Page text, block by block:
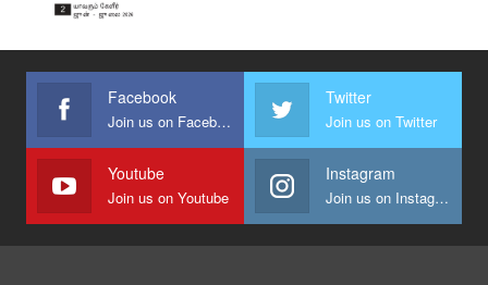
Facebook
Join us on Facebook
Twitter
Join us on Twitter
Youtube
Join us on Youtube
Instagram
Join us on Instagram